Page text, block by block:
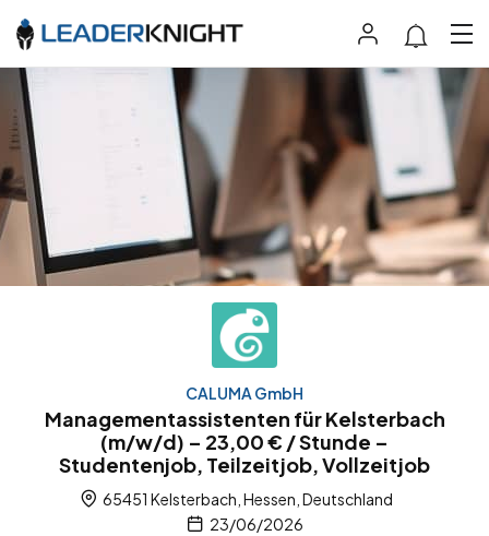
CALUMA GmbH
Managementassistenten für Kelsterbach
(m/w/d) – 23,00 € / Stunde –
Studentenjob, Teilzeitjob, Vollzeitjob
65451 Kelsterbach, Hessen, Deutschland
23/06/2026